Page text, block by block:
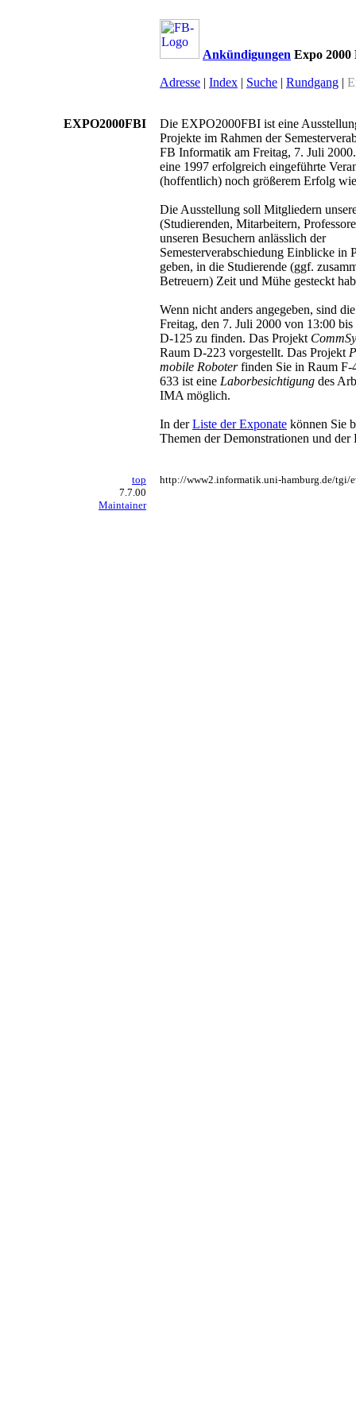
Ankündigungen Expo 2000
Adresse | Index | Suche | Rundgang |
EXPO2000FBI
Die EXPO2000FBI ist eine
Projekte im Rahmen der
FB Informatik am Freitag, 7. Juli
eine 1997 erfolgreich eingeführte
(hoffentlich) noch größerem Erfolg
Die Ausstellung soll Mitgliedern
(Studierenden, Mitarbeitern,
unseren Besuchern anlässlich der
Semesterverabschiedung Einblicke in
geben, in die Studierende (ggf.
Betreuern) Zeit und Mühe gesteckt
Wenn nicht anders angegeben, sind
Freitag, den 7. Juli 2000 von 13:00
D-125 zu finden. Das Projekt CommSy
Raum D-223 vorgestellt. Das Projekt
mobile Roboterfinden Sie in Raum F-
633 ist eine Laborbesichtigung des
IMA möglich.
In derListe der Exponate können Sie
Themen der Demonstrationen und der
top
7.7.00
Maintainer
http://www2.informatik.uni-hamburg.de/tgi/